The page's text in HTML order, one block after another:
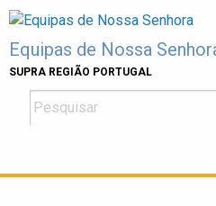
Skip
content
Equipas de Nossa
SUPRA REGIÃO PORTUGAL